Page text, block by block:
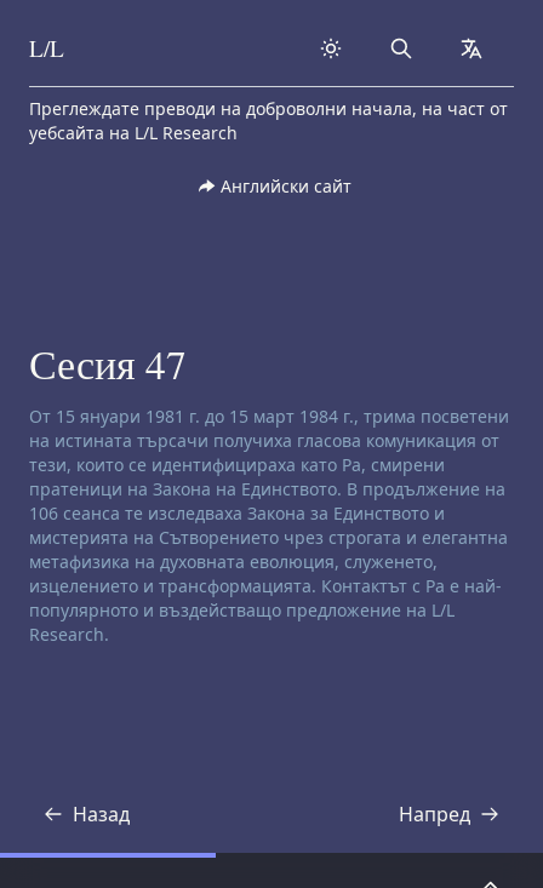
Skip to content
L/L Search
Преглеждате преводи на доброволни начала, на част от
уебсайта на L/L Research
Английски сайт
Сесия 47
Отказ от отговорност за ченълинг:
От 15 януари 1981 г. до 15 март 1984 г., трима посветени
на истината търсачи получиха гласова комуникация от
тези, които се идентифицираха като Ра, смирени
пратеници на Закона на Единството. В продължение на
106 сеанса те изследваха Закона за Единството и
мистерията на Сътворението чрез строгата и елегантна
метафизика на духовната еволюция, служенето,
изцелението и трансформацията. Контактът с Ра е най-
популярното и въздействащо предложение на L/L
Research.
Назад
Препис Напред
Препис